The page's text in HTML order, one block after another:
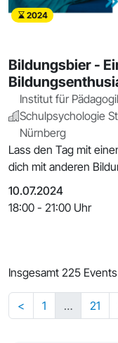
2024
Bildungsbier -
Institut für
Schulpsychologie
Nürnberg
Lass den Tag mit
dich mit anderen
10.07.2024
18:00 - 21:00 Uhr
Insgesamt 225 Events
< 1 … 21